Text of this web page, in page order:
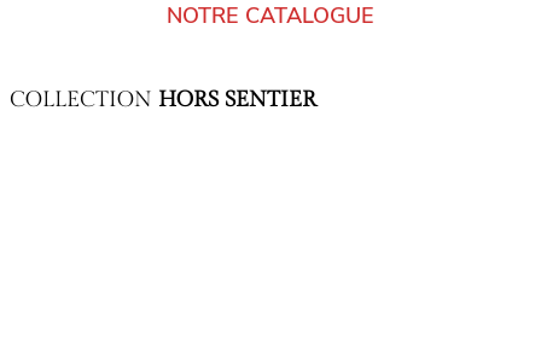
NOTRE CATALOGUE
COLLECTION HORS SENTIER